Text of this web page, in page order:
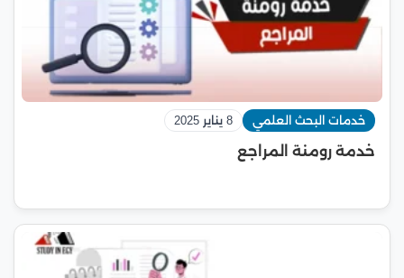
خدمات البحث العلمي 8 يناير 2025
خدمة رومنة المراجع